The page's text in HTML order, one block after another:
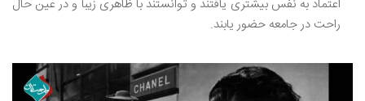
اعتماد به نفس بیشتری یافتند و توانستند با ظاهری زیبا و در عین حال
راحت در جامعه حضور یابند.